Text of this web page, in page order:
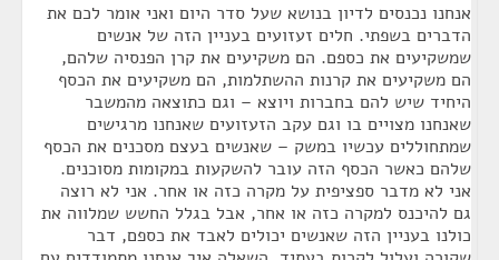
אנחנו נכנסים לדיון בנושא שעל סדר היום ואני אומר לכם את
הדברים בשפתי. חלים זעזועים בעניין הזה של אנשים
שמשקיעים את כספם. הם משקיעים את קרן הפנסיה שלהם,
הם משקיעים את קרנות ההשתלמות, הם משקיעים את הכסף
היחיד שיש להם בחברות ויוצא – וגם כתוצאה מהמשבר
שאנחנו מצויים בו וגם עקב הזעזועים שאנחנו מרגישים
שמתחוללים עכשיו במשק – שאנשים בעצם מסכנים את הכסף
שלהם כאשר הכסף הזה עובר להשקעות במקומות מסוכנים.
אני לא מדבר ספציפית על מקרה כזה או אחר. אני לא רוצה
גם להיכנס למקרה כזה או אחר, אבל בגלל החשש שמלווה את
כולנו בעניין הזה שאנשים יכולים לאבד את כספם, דבר